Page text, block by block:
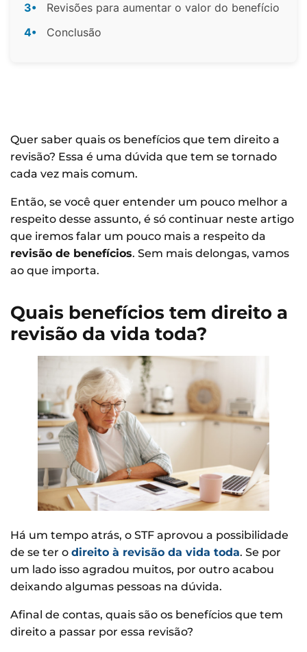
3•
Revisões para aumentar o valor do benefício
4•
Conclusão
Quer saber quais os benefícios que tem direito a
revisão? Essa é uma dúvida que tem se tornado
cada vez mais comum.
Então, se você quer entender um pouco melhor a
respeito desse assunto, é só continuar neste artigo
que iremos falar um pouco mais a respeito da
revisão de benefícios. Sem mais delongas, vamos
ao que importa.
Quais benefícios tem direito a
revisão da vida toda?
Há um tempo atrás, o STF aprovou a possibilidade
de se ter o direito à revisão da vida toda. Se por
um lado isso agradou muitos, por outro acabou
deixando algumas pessoas na dúvida.
Afinal de contas, quais são os benefícios que tem
direito a passar por essa revisão?